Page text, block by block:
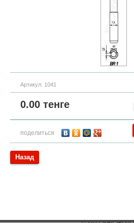
Артикул: 1041
0.00 тенге
поделиться
Назад